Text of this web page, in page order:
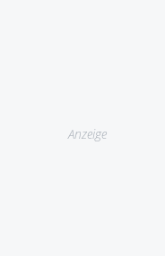
Anzeige